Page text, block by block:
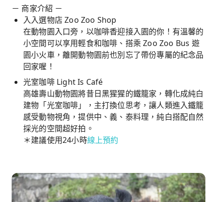
－ 商家介紹 －
入入選物店 Zoo Zoo Shop
在動物園入口旁，以咖啡香迎接入園的你！有溫馨的
小空間可以享用輕食和咖啡、搭乘 Zoo Zoo Bus 遊
園小火車，離開動物園前也別忘了帶份專屬的紀念品
回家喔！
光室咖啡 Light Is Café
高雄壽山動物園將昔日黑猩猩的鐵籠家，轉化成純白
建物「光室咖啡」，主打換位思考，讓人類進入鐵籠
感受動物視角，提供中、義、泰料理，純白搭配自然
採光的空間超好拍。
＊建議使用24小時線上預約